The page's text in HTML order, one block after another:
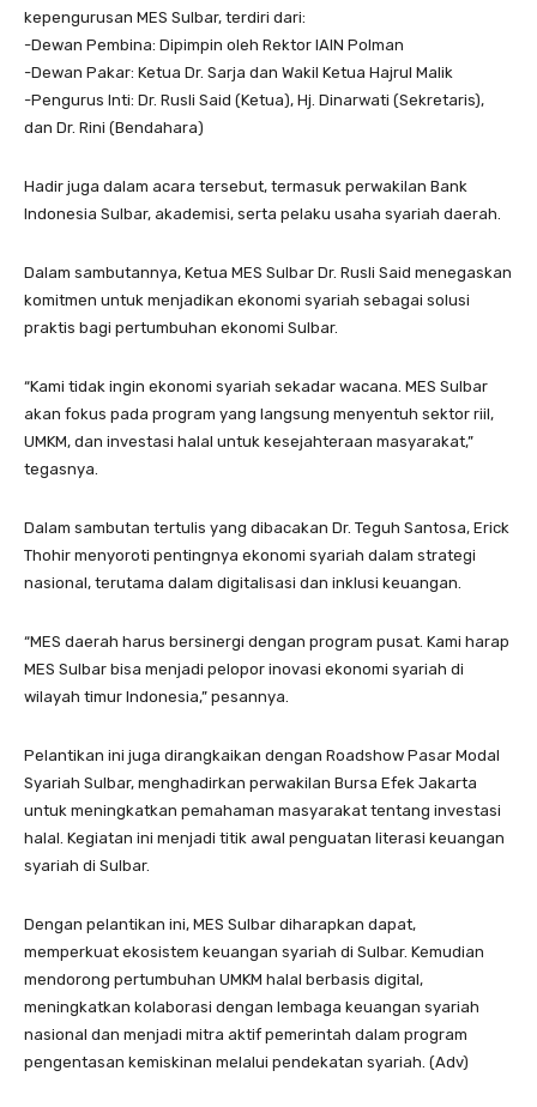
kepengurusan MES Sulbar, terdiri dari:
-Dewan Pembina: Dipimpin oleh Rektor IAIN Polman
-Dewan Pakar: Ketua Dr. Sarja dan Wakil Ketua Hajrul Malik
-Pengurus Inti: Dr. Rusli Said (Ketua), Hj. Dinarwati (Sekretaris),
dan Dr. Rini (Bendahara)
Hadir juga dalam acara tersebut, termasuk perwakilan Bank
Indonesia Sulbar, akademisi, serta pelaku usaha syariah daerah.
Dalam sambutannya, Ketua MES Sulbar Dr. Rusli Said menegaskan
komitmen untuk menjadikan ekonomi syariah sebagai solusi
praktis bagi pertumbuhan ekonomi Sulbar.
“Kami tidak ingin ekonomi syariah sekadar wacana. MES Sulbar
akan fokus pada program yang langsung menyentuh sektor riil,
UMKM, dan investasi halal untuk kesejahteraan masyarakat,”
tegasnya.
Dalam sambutan tertulis yang dibacakan Dr. Teguh Santosa, Erick
Thohir menyoroti pentingnya ekonomi syariah dalam strategi
nasional, terutama dalam digitalisasi dan inklusi keuangan.
“MES daerah harus bersinergi dengan program pusat. Kami harap
MES Sulbar bisa menjadi pelopor inovasi ekonomi syariah di
wilayah timur Indonesia,” pesannya.
Pelantikan ini juga dirangkaikan dengan Roadshow Pasar Modal
Syariah Sulbar, menghadirkan perwakilan Bursa Efek Jakarta
untuk meningkatkan pemahaman masyarakat tentang investasi
halal. Kegiatan ini menjadi titik awal penguatan literasi keuangan
syariah di Sulbar.
Dengan pelantikan ini, MES Sulbar diharapkan dapat,
memperkuat ekosistem keuangan syariah di Sulbar. Kemudian
mendorong pertumbuhan UMKM halal berbasis digital,
meningkatkan kolaborasi dengan lembaga keuangan syariah
nasional dan menjadi mitra aktif pemerintah dalam program
pengentasan kemiskinan melalui pendekatan syariah. (Adv)